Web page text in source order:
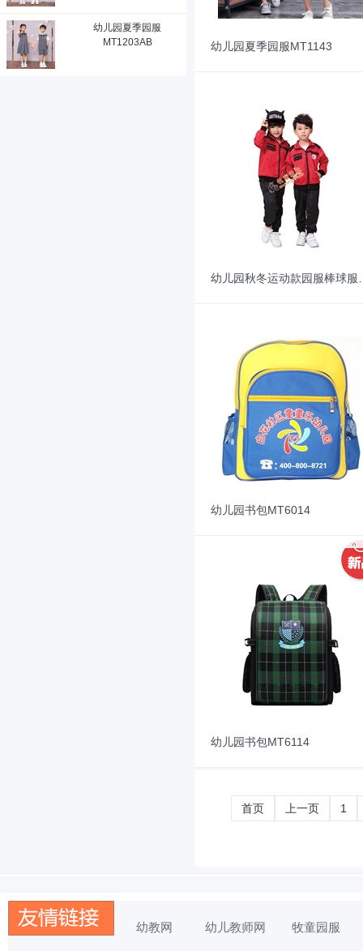
幼儿园夏季园服
MT1203AB
幼儿园夏季园服MT1143
幼儿园书包MT6014
幼儿园书包MT6114
首页 上一页 1
幼教网 幼儿教师网 牧童园服